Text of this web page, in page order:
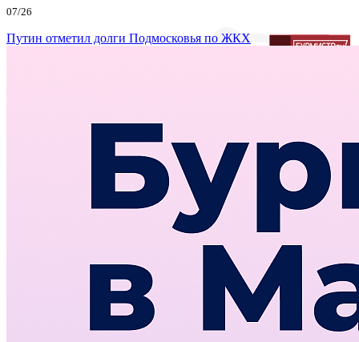
07/26
Путин отметил долги Подмосковья по ЖКХ